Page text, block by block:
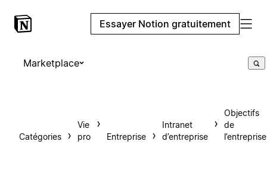
Essayer Notion gratuitement
Marketplace
Catégories
Vie
pro
Entreprise
Intranet
d’entreprise
Objectifs
de
l’entreprise